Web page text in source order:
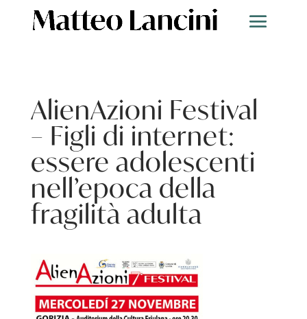
AlienAzioni Festival
– Figli di internet:
essere adolescenti
nell’epoca della
fragilità adulta